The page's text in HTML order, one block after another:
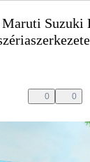
Suzuki
0 0